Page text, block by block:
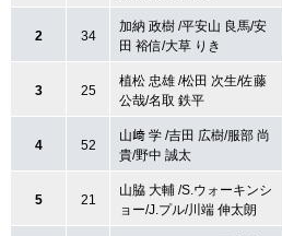
2 34
加納 政樹 /平安山 良馬/安
田 裕信/大草 りき
3 25
植松 忠雄 /松田 次生/佐藤
公哉/名取 鉄平
4 52
山﨑 学 /吉田 広樹/服部 尚
貴/野中 誠太
5 21
山脇 大輔 /S.ウォーキンシ
ョー/J.プル/川端 伸太朗